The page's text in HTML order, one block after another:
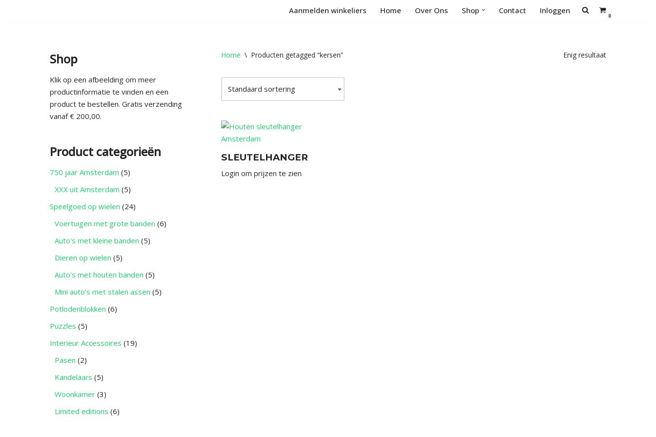
Aanmelden winkeliers Home Over Ons Shop Contact Inloggen
0
Shop
Klik op een afbeelding om meer
productinformatie te vinden en een
product te bestellen. Gratis verzending
vanaf € 200,00.
Product categorieën
750 jaar Amsterdam (5)
XXX uit Amsterdam (5)
Speelgoed op wielen (24)
Voertuigen met grote banden (6)
Auto's met kleine banden (5)
Dieren op wielen (5)
Auto's met houten banden (5)
Mini auto's met stalen assen (5)
Potlodenblokken (6)
Puzzles (5)
Interieur Accessoires (19)
Pasen (2)
Kandelaars (5)
Woonkamer (3)
Limited editions (6)
Home \ Producten getagged “kersen” Enig resultaat
SLEUTELHANGER
Login om prijzen te zien